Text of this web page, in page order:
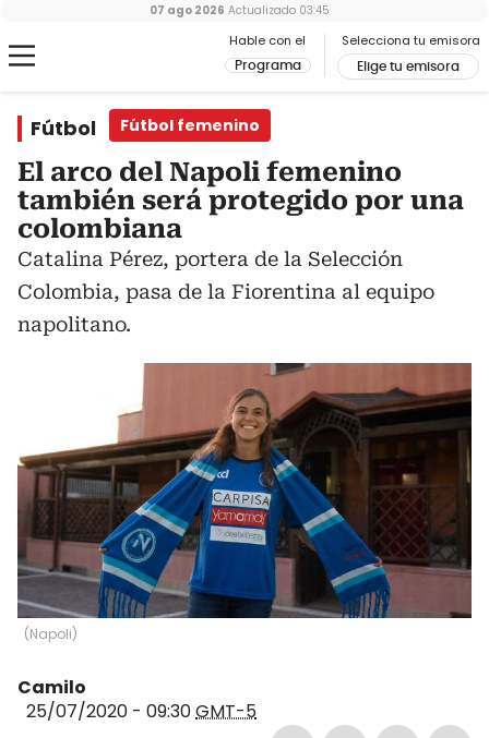
Hable con el
Programa
Selecciona tu emisora
Elige tu emisora
07 ago 2026 Actualizado 03:45
Fútbol Fútbol femenino
El arco del Napoli femenino
también será protegido por una
colombiana
Catalina Pérez, portera de la Selección
Colombia, pasa de la Fiorentina al equipo
napolitano.
(Napoli)
Camilo
25/07/2020 - 09:30GMT-5